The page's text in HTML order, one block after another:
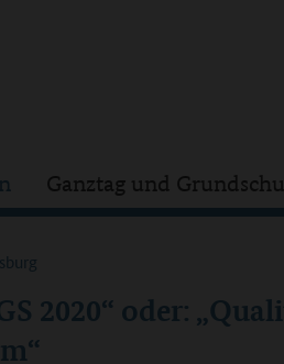
Ganztag und
2020“ oder: